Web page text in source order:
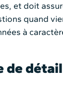
et doit
quand
à
de détail